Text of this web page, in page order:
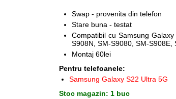
Swap - provenita din telefon
Stare buna - testat
Compatibil cu Samsung
S908N, SM-S9080, SM-S908E,
Montaj 60lei
Pentru telefoanele:
Samsung Galaxy S22 Ultra 5G
Stoc magazin: 1 buc